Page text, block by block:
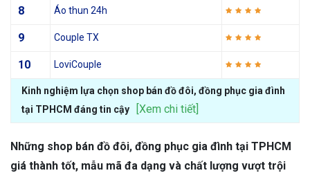
8 Áo thun 24h
9 Couple TX
10 LoviCouple
Kinh nghiệm lựa chọn shop bán đồ đôi, đồng phục gia đình
tại TPHCM đáng tin cậy
[Xem chi tiết]
Những shop bán đồ đôi, đồng phục gia đình tại TPHCM
giá thành tốt, mẫu mã đa dạng và chất lượng vượt trội